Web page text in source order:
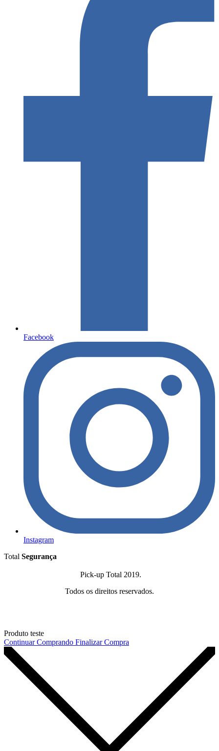
Facebook
Instagram
Total Segurança
Pick-up Total 2019.
Todos os direitos reservados.
Produto teste
Continuar Comprando Finalizar Compra